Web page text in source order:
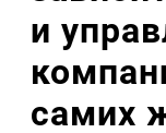
и
самих